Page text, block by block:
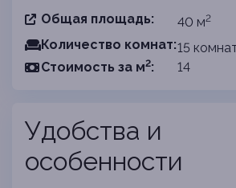
Общая площадь: 40 м2
Количество комнат:15
Cтоимость за м2: 14
Удобства и
особенности